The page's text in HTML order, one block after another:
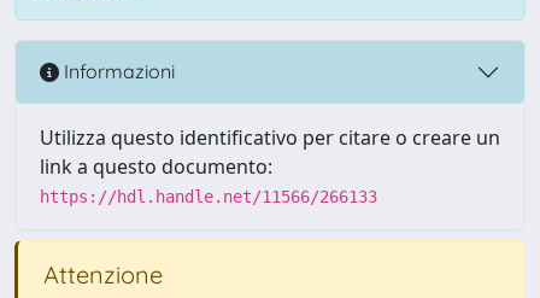
Informazioni
Utilizza questo identificativo per citare o creare un
link a questo documento:
https://hdl.handle.net/11566/266133
Attenzione